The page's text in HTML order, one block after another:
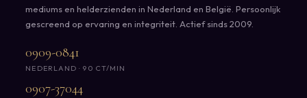
mediums en helderzienden in Nederland en België. Persoonlijk
gescreend op ervaring en integriteit. Actief sinds 2009.
0909-0841
NEDERLAND · 90 CT/MIN
0907-37044